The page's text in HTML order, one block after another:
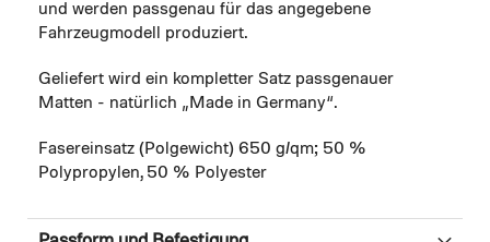
und werden passgenau für das angegebene
Fahrzeugmodell produziert.
Geliefert wird ein kompletter Satz passgenauer
Matten - natürlich „Made in Germany“.
Fasereinsatz (Polgewicht) 650 g/qm; 50 %
Polypropylen, 50 % Polyester